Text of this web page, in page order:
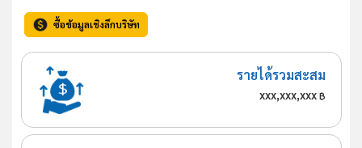
ซื้อข้อมูลเชิงลึกบริษัท
รายได้รวมสะสม
xxx,xxx,xxx฿